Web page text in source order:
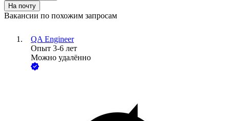
На почту
Вакансии по похожим запросам
QA Engineer
Опыт 3-6 лет
Можно удалённо